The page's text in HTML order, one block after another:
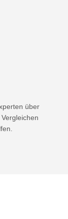
über